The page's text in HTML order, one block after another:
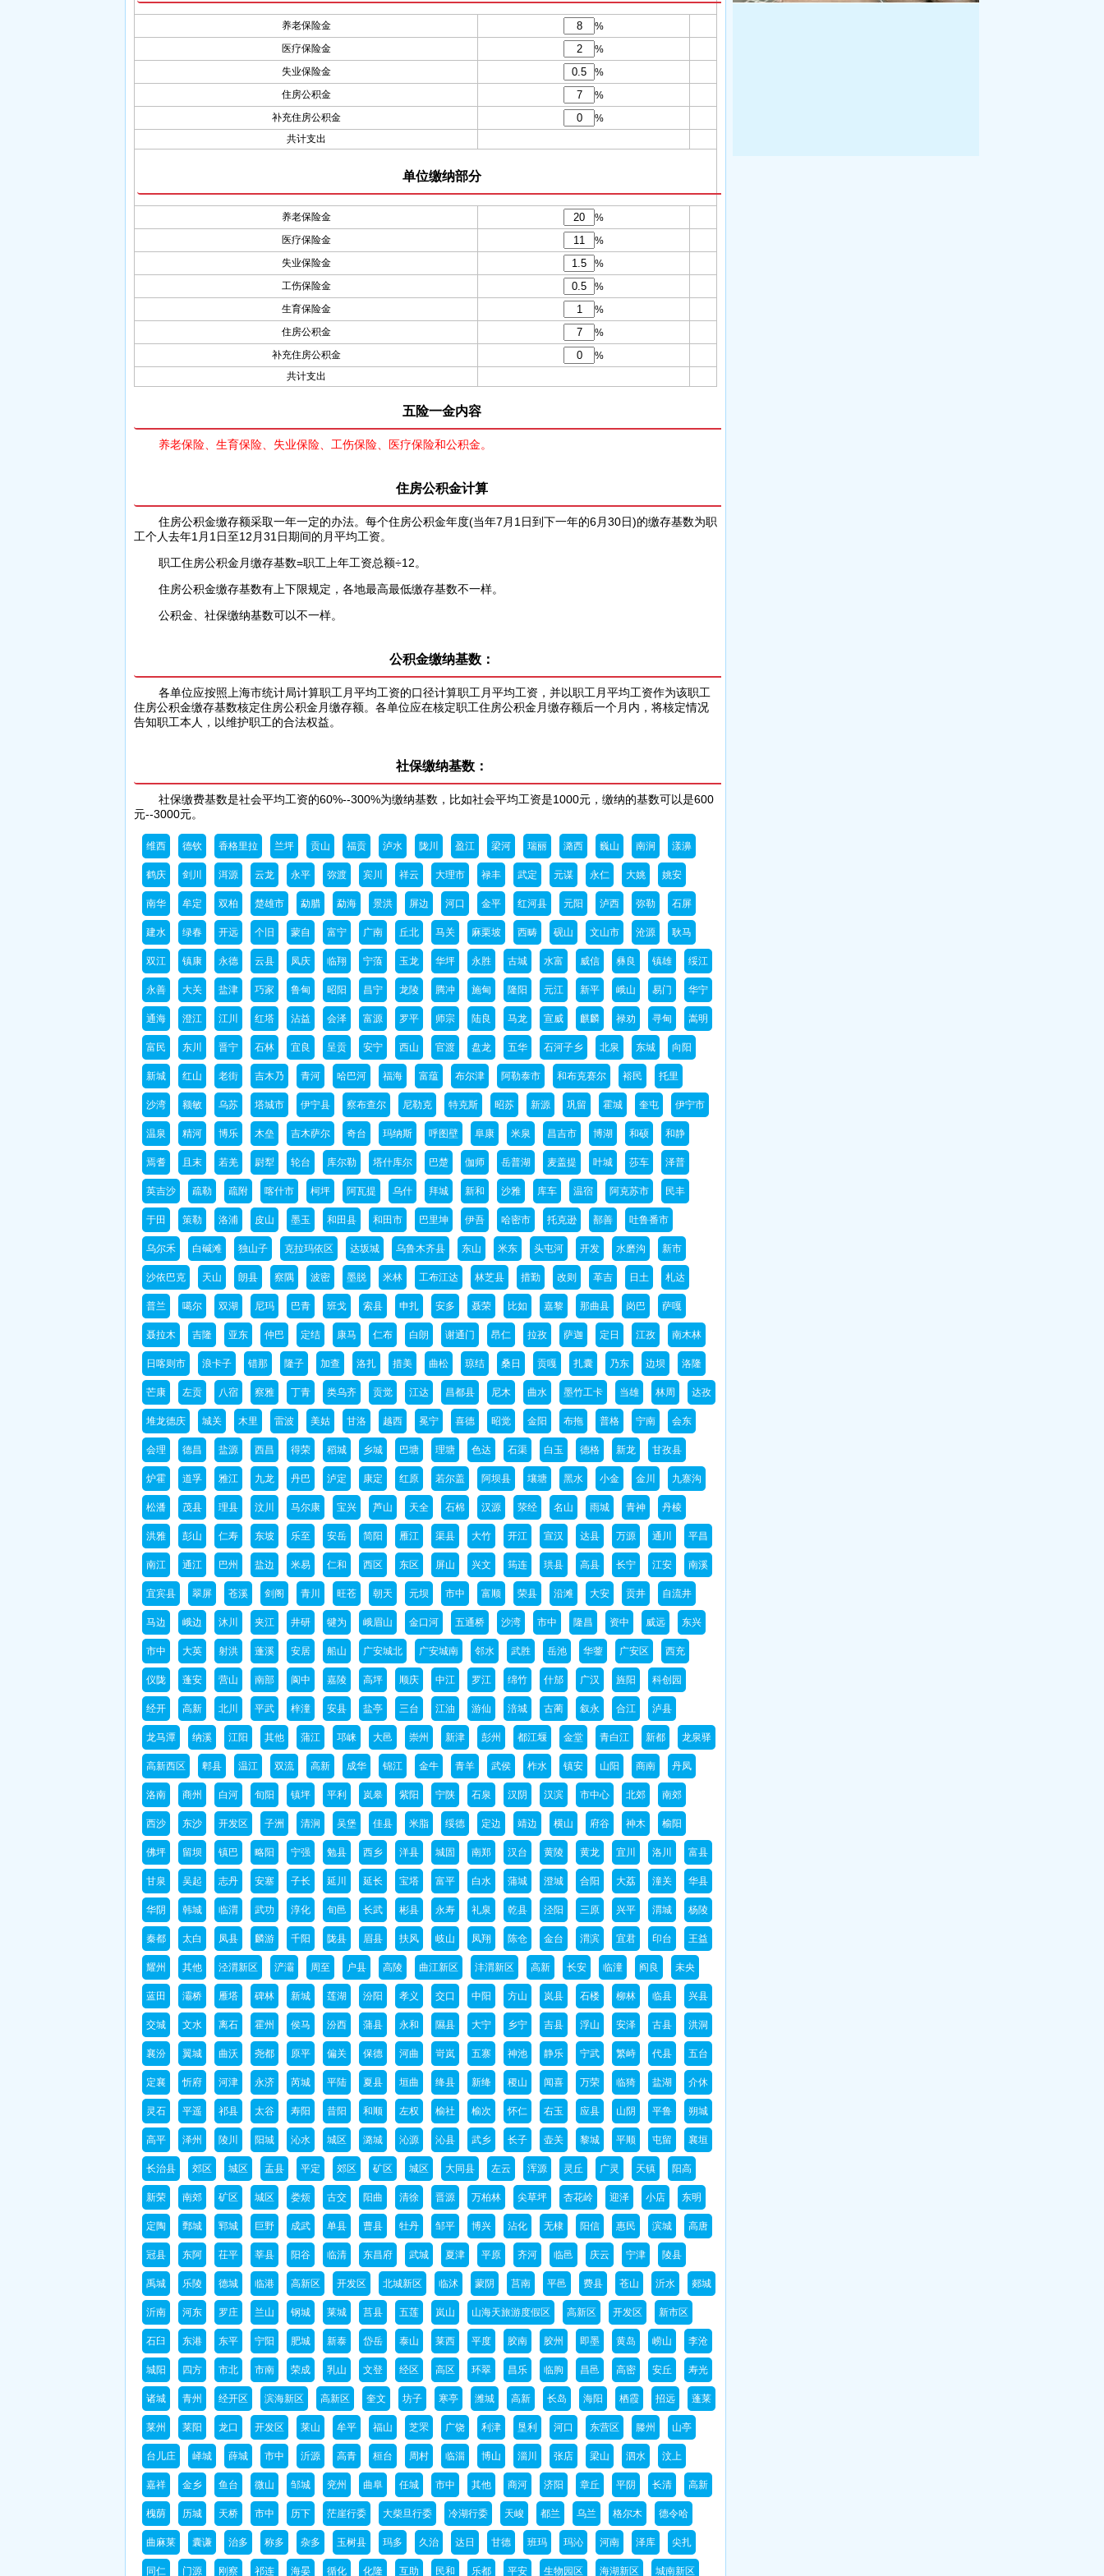
养老保险金
%
医疗保险金
%
失业保险金
%
住房公积金
%
补充住房公积金
%
共计支出
单位缴纳部分
养老保险金
%
医疗保险金
%
失业保险金
%
工伤保险金
%
生育保险金
%
住房公积金
%
补充住房公积金
%
共计支出
五险一金内容
养老保险、生育保险、失业保险、工伤保险、医疗保险和公积金。
住房公积金计算
住房公积金缴存额采取一年一定的办法。每个住房公积金年度(当年7月1日到下一年的6月30日)的缴存基数为职
工个人去年1月1日至12月31日期间的月平均工资。
职工住房公积金月缴存基数=职工上年工资总额÷12。
住房公积金缴存基数有上下限规定，各地最高最低缴存基数不一样。
公积金、社保缴纳基数可以不一样。
公积金缴纳基数：
各单位应按照上海市统计局计算职工月平均工资的口径计算职工月平均工资，并以职工月平均工资作为该职工
住房公积金缴存基数核定住房公积金月缴存额。各单位应在核定职工住房公积金月缴存额后一个月内，将核定情况
告知职工本人，以维护职工的合法权益。
社保缴纳基数：
社保缴费基数是社会平均工资的60%--300%为缴纳基数，比如社会平均工资是1000元，缴纳的基数可以是600
元--3000元。
维西 德钦 香格里拉 兰坪 贡山 福贡 泸水 陇川 盈江 梁河 瑞丽 潞西 巍山 南涧 漾濞
鹤庆 剑川 洱源 云龙 永平 弥渡 宾川 祥云 大理市 禄丰 武定 元谋 永仁 大姚 姚安
南华 牟定 双柏 楚雄市 勐腊 勐海 景洪 屏边 河口 金平 红河县 元阳 泸西 弥勒 石屏
建水 绿春 开远 个旧 蒙自 富宁 广南 丘北 马关 麻栗坡 西畴 砚山 文山市 沧源 耿马
双江 镇康 永德 云县 凤庆 临翔 宁蒗 玉龙 华坪 永胜 古城 水富 威信 彝良 镇雄 绥江
永善 大关 盐津 巧家 鲁甸 昭阳 昌宁 龙陵 腾冲 施甸 隆阳 元江 新平 峨山 易门 华宁
通海 澄江 江川 红塔 沾益 会泽 富源 罗平 师宗 陆良 马龙 宣威 麒麟 禄劝 寻甸 嵩明
富民 东川 晋宁 石林 宜良 呈贡 安宁 西山 官渡 盘龙 五华 石河子乡 北泉 东城 向阳
新城 红山 老街 吉木乃 青河 哈巴河 福海 富蕴 布尔津 阿勒泰市 和布克赛尔 裕民 托里
沙湾 额敏 乌苏 塔城市 伊宁县 察布查尔 尼勒克 特克斯 昭苏 新源 巩留 霍城 奎屯 伊宁市
温泉 精河 博乐 木垒 吉木萨尔 奇台 玛纳斯 呼图壁 阜康 米泉 昌吉市 博湖 和硕 和静
焉耆 且末 若羌 尉犁 轮台 库尔勒 塔什库尔 巴楚 伽师 岳普湖 麦盖提 叶城 莎车 泽普
英吉沙 疏勒 疏附 喀什市 柯坪 阿瓦提 乌什 拜城 新和 沙雅 库车 温宿 阿克苏市 民丰
于田 策勒 洛浦 皮山 墨玉 和田县 和田市 巴里坤 伊吾 哈密市 托克逊 鄯善 吐鲁番市
乌尔禾 白碱滩 独山子 克拉玛依区 达坂城 乌鲁木齐县 东山 米东 头屯河 开发 水磨沟 新市
沙依巴克 天山 朗县 察隅 波密 墨脱 米林 工布江达 林芝县 措勤 改则 革吉 日土 札达
普兰 噶尔 双湖 尼玛 巴青 班戈 索县 申扎 安多 聂荣 比如 嘉黎 那曲县 岗巴 萨嘎
聂拉木 吉隆 亚东 仲巴 定结 康马 仁布 白朗 谢通门 昂仁 拉孜 萨迦 定日 江孜 南木林
日喀则市 浪卡子 错那 隆子 加查 洛扎 措美 曲松 琼结 桑日 贡嘎 扎囊 乃东 边坝 洛隆
芒康 左贡 八宿 察雅 丁青 类乌齐 贡觉 江达 昌都县 尼木 曲水 墨竹工卡 当雄 林周 达孜
堆龙德庆 城关 木里 雷波 美姑 甘洛 越西 冕宁 喜德 昭觉 金阳 布拖 普格 宁南 会东
会理 德昌 盐源 西昌 得荣 稻城 乡城 巴塘 理塘 色达 石渠 白玉 德格 新龙 甘孜县
炉霍 道孚 雅江 九龙 丹巴 泸定 康定 红原 若尔盖 阿坝县 壤塘 黑水 小金 金川 九寨沟
松潘 茂县 理县 汶川 马尔康 宝兴 芦山 天全 石棉 汉源 荥经 名山 雨城 青神 丹棱
洪雅 彭山 仁寿 东坡 乐至 安岳 简阳 雁江 渠县 大竹 开江 宣汉 达县 万源 通川 平昌
南江 通江 巴州 盐边 米易 仁和 西区 东区 屏山 兴文 筠连 珙县 高县 长宁 江安 南溪
宜宾县 翠屏 苍溪 剑阁 青川 旺苍 朝天 元坝 市中 富顺 荣县 沿滩 大安 贡井 自流井
马边 峨边 沐川 夹江 井研 犍为 峨眉山 金口河 五通桥 沙湾 市中 隆昌 资中 威远 东兴
市中 大英 射洪 蓬溪 安居 船山 广安城北 广安城南 邻水 武胜 岳池 华蓥 广安区 西充
仪陇 蓬安 营山 南部 阆中 嘉陵 高坪 顺庆 中江 罗江 绵竹 什邡 广汉 旌阳 科创园
经开 高新 北川 平武 梓潼 安县 盐亭 三台 江油 游仙 涪城 古蔺 叙永 合江 泸县
龙马潭 纳溪 江阳 其他 蒲江 邛崃 大邑 崇州 新津 彭州 都江堰 金堂 青白江 新都 龙泉驿
高新西区 郫县 温江 双流 高新 成华 锦江 金牛 青羊 武侯 柞水 镇安 山阳 商南 丹凤
洛南 商州 白河 旬阳 镇坪 平利 岚皋 紫阳 宁陕 石泉 汉阴 汉滨 市中心 北郊 南郊
西沙 东沙 开发区 子洲 清涧 吴堡 佳县 米脂 绥德 定边 靖边 横山 府谷 神木 榆阳
佛坪 留坝 镇巴 略阳 宁强 勉县 西乡 洋县 城固 南郑 汉台 黄陵 黄龙 宜川 洛川 富县
甘泉 吴起 志丹 安塞 子长 延川 延长 宝塔 富平 白水 蒲城 澄城 合阳 大荔 潼关 华县
华阴 韩城 临渭 武功 淳化 旬邑 长武 彬县 永寿 礼泉 乾县 泾阳 三原 兴平 渭城 杨陵
秦都 太白 凤县 麟游 千阳 陇县 眉县 扶风 岐山 凤翔 陈仓 金台 渭滨 宜君 印台 王益
耀州 其他 泾渭新区 浐灞 周至 户县 高陵 曲江新区 沣渭新区 高新 长安 临潼 阎良 未央
蓝田 灞桥 雁塔 碑林 新城 莲湖 汾阳 孝义 交口 中阳 方山 岚县 石楼 柳林 临县 兴县
交城 文水 离石 霍州 侯马 汾西 蒲县 永和 隰县 大宁 乡宁 吉县 浮山 安泽 古县 洪洞
襄汾 翼城 曲沃 尧都 原平 偏关 保德 河曲 岢岚 五寨 神池 静乐 宁武 繁峙 代县 五台
定襄 忻府 河津 永济 芮城 平陆 夏县 垣曲 绛县 新绛 稷山 闻喜 万荣 临猗 盐湖 介休
灵石 平遥 祁县 太谷 寿阳 昔阳 和顺 左权 榆社 榆次 怀仁 右玉 应县 山阴 平鲁 朔城
高平 泽州 陵川 阳城 沁水 城区 潞城 沁源 沁县 武乡 长子 壶关 黎城 平顺 屯留 襄垣
长治县 郊区 城区 盂县 平定 郊区 矿区 城区 大同县 左云 浑源 灵丘 广灵 天镇 阳高
新荣 南郊 矿区 城区 娄烦 古交 阳曲 清徐 晋源 万柏林 尖草坪 杏花岭 迎泽 小店 东明
定陶 鄄城 郓城 巨野 成武 单县 曹县 牡丹 邹平 博兴 沾化 无棣 阳信 惠民 滨城 高唐
冠县 东阿 茌平 莘县 阳谷 临清 东昌府 武城 夏津 平原 齐河 临邑 庆云 宁津 陵县
禹城 乐陵 德城 临港 高新区 开发区 北城新区 临沭 蒙阴 莒南 平邑 费县 苍山 沂水 郯城
沂南 河东 罗庄 兰山 钢城 莱城 莒县 五莲 岚山 山海天旅游度假区 高新区 开发区 新市区
石臼 东港 东平 宁阳 肥城 新泰 岱岳 泰山 莱西 平度 胶南 胶州 即墨 黄岛 崂山 李沧
城阳 四方 市北 市南 荣成 乳山 文登 经区 高区 环翠 昌乐 临朐 昌邑 高密 安丘 寿光
诸城 青州 经开区 滨海新区 高新区 奎文 坊子 寒亭 潍城 高新 长岛 海阳 栖霞 招远 蓬莱
莱州 莱阳 龙口 开发区 莱山 牟平 福山 芝罘 广饶 利津 垦利 河口 东营区 滕州 山亭
台儿庄 峄城 薛城 市中 沂源 高青 桓台 周村 临淄 博山 淄川 张店 梁山 泗水 汶上
嘉祥 金乡 鱼台 微山 邹城 兖州 曲阜 任城 市中 其他 商河 济阳 章丘 平阴 长清 高新
槐荫 历城 天桥 市中 历下 茫崖行委 大柴旦行委 冷湖行委 天峻 都兰 乌兰 格尔木 德令哈
曲麻莱 囊谦 治多 称多 杂多 玉树县 玛多 久治 达日 甘德 班玛 玛沁 河南 泽库 尖扎
同仁 门源 刚察 祁连 海晏 循化 化隆 互助 民和 乐都 平安 生物园区 海湖新区 城南新区